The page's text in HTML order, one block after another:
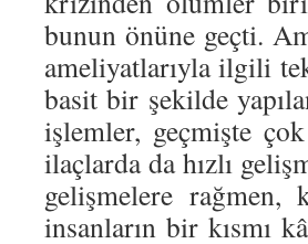
bunun önüne geçti.
ameliyatlarıyla ilgili
basit bir şekilde
işlemler, geçmişte
ilaçlarda da hızlı
gelişmelere
insanların bir kısmı